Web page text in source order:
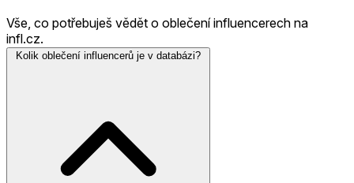
Vše, co potřebuješ vědět o oblečení influencerech na
infl.cz.
Kolik oblečení influencerů je v databázi?